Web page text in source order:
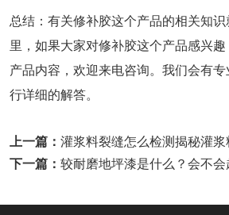
总结：有关修补胶这个产品的相关知
里，如果大家对修补胶这个产品感兴
产品内容，欢迎来电咨询。我们会有
行详细的解答。
上一篇：灌浆料裂缝怎么检测揭秘灌
下一篇：较耐磨地坪漆是什么？会不会